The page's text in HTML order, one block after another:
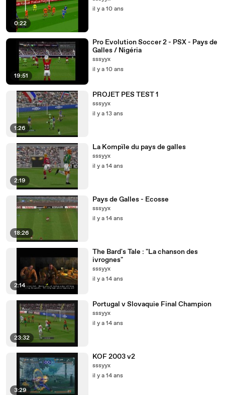
0:22
il y a 10 ans
19:51
Pro Evolution Soccer 2 - PSX - Pays de
Galles / Nigéria
sssyyx
il y a 10 ans
1:26
PROJET PES TEST 1
sssyyx
il y a 13 ans
2:19
La Kompïle du pays de galles
sssyyx
il y a 14 ans
18:26
Pays de Galles - Ecosse
sssyyx
il y a 14 ans
2:14
The Bard's Tale : "La chanson des
ivrognes"
sssyyx
il y a 14 ans
23:32
Portugal v Slovaquie Final Champion
sssyyx
il y a 14 ans
3:29
KOF 2003 v2
sssyyx
il y a 14 ans